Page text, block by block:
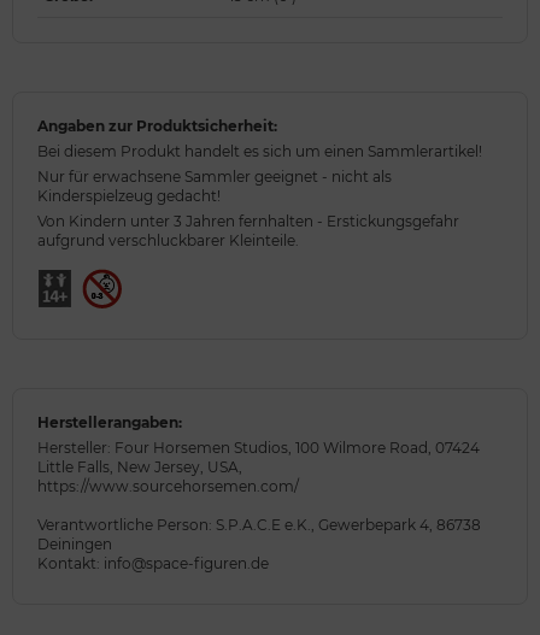
Angaben zur Produktsicherheit:
Bei diesem Produkt handelt es sich um einen Sammlerartikel!
Nur für erwachsene Sammler geeignet - nicht als
Kinderspielzeug gedacht!
Von Kindern unter 3 Jahren fernhalten - Erstickungsgefahr
aufgrund verschluckbarer Kleinteile.
Herstellerangaben:
Hersteller: Four Horsemen Studios, 100 Wilmore Road, 07424
Little Falls, New Jersey, USA,
https://www.sourcehorsemen.com/
Verantwortliche Person: S.P.A.C.E e.K., Gewerbepark 4, 86738
Deiningen
Kontakt: info@space-figuren.de